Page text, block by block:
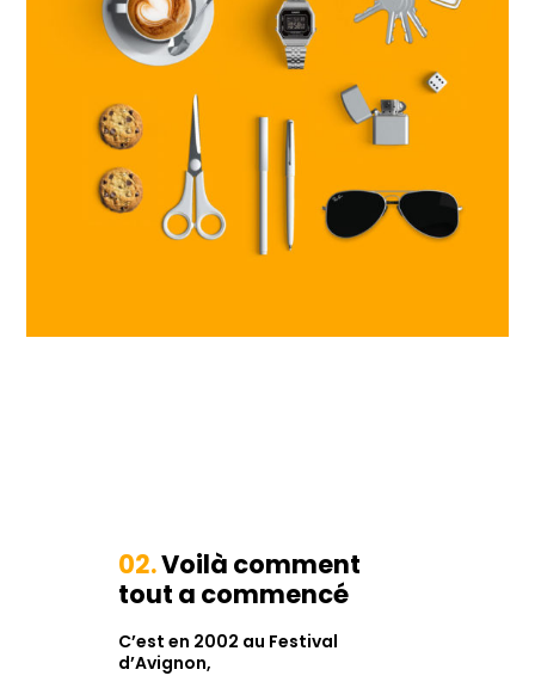
02.Voilà comment
tout a commencé
C’est en 2002 au Festival
d’Avignon,